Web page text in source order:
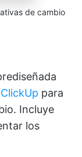
de cambio
para
Incluye
los